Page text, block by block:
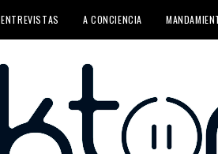
ENTREVISTAS A CONCIENCIA